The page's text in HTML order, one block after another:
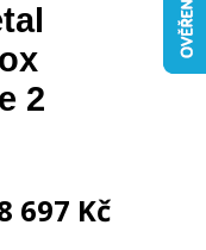
2
697 Kč